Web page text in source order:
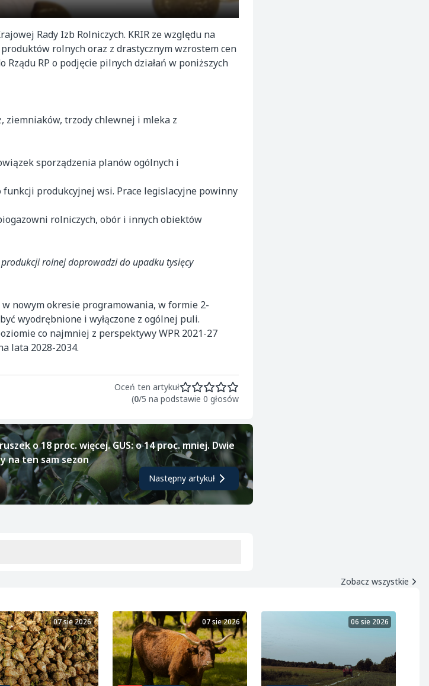
Rady Izb Rolniczych. KRIR ze względu na
rolnych oraz z drastycznym wzrostem cen
RP o podjęcie pilnych działań w poniższych
ziemniaków, trzody chlewnej i mleka z
sporządzenia planów ogólnych i
produkcyjnej wsi. Prace legislacyjne powinny
rolniczych, obór i innych obiektów
rolnej doprowadzi do upadku tysięcy
nowym okresie programowania, w formie 2-
wyodrębnione i wyłączone z ogólnej puli.
co najmniej z perspektywy WPR 2021-27
lata 2028-2034.
Oceń ten artykuł
(0/5 na podstawie 0 głosów
o 18 proc. więcej. GUS: o 14 proc. mniej. Dwie
na ten sam sezon
Następny artykuł
Zobacz wszystkie
07 sie 2026 07 sie 2026 06 sie 2026